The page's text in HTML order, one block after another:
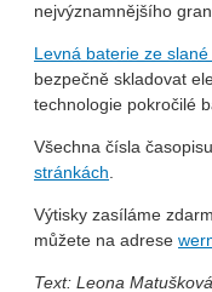
nejvýznamnějšího
Levná baterie ze
bezpečně skladovat
technologie pokročilé
Všechna čísla
stránkách.
Výtisky zasíláme
můžete na adrese
Text: Leona